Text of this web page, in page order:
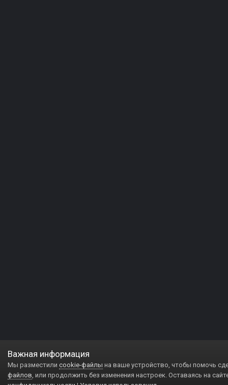
Важная информация
Мы разместили cookie-файлы на ваше устройство, чтобы помочь
файлов, или продолжить без изменения настроек. Оставаясь на